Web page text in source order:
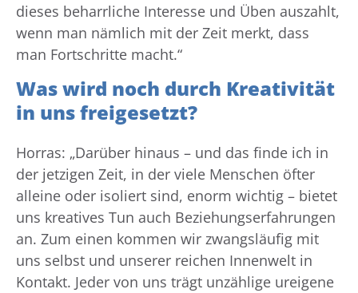
dieses beharrliche Interesse und Üben auszahlt,
wenn man nämlich mit der Zeit merkt, dass
man Fortschritte macht.“
Was wird noch durch Kreativität
in uns freigesetzt?
Horras: „Darüber hinaus – und das finde ich in
der jetzigen Zeit, in der viele Menschen öfter
alleine oder isoliert sind, enorm wichtig – bietet
uns kreatives Tun auch Beziehungserfahrungen
an. Zum einen kommen wir zwangsläufig mit
uns selbst und unserer reichen Innenwelt in
Kontakt. Jeder von uns trägt unzählige ureigene